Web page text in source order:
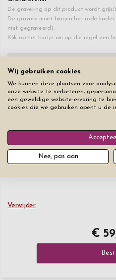
De gravering op dit product wordt grijs/
De gravure moet binnen het rode
niet gegraveerd).
Klik op het hartje om op die regel een
Verwijder
€
Wij gebruiken cookies
We kunnen deze plaatsen voor
onze website te verbeteren,
een geweldige website-ervaring te
cookies die we gebruiken opent u de
Nee, pas aan